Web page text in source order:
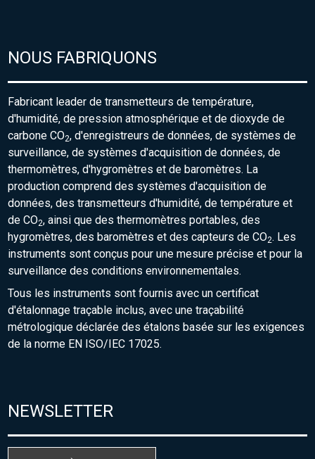
NOUS FABRIQUONS
Fabricant leader de transmetteurs de température,
d'humidité, de pression atmosphérique et de dioxyde de
carbone CO2, d'enregistreurs de données, de systèmes de
surveillance, de systèmes d'acquisition de données, de
thermomètres, d'hygromètres et de baromètres. La
production comprend des systèmes d'acquisition de
données, des transmetteurs d'humidité, de température et
de CO2, ainsi que des thermomètres portables, des
hygromètres, des baromètres et des capteurs de CO2. Les
instruments sont conçus pour une mesure précise et pour la
surveillance des conditions environnementales.
Tous les instruments sont fournis avec un certificat
d'étalonnage traçable inclus, avec une traçabilité
métrologique déclarée des étalons basée sur les exigences
de la norme EN ISO/IEC 17025.
NEWSLETTER